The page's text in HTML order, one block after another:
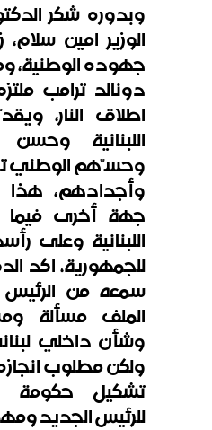
وبدوره شكر
الوزير امين سلام،
جهوده الوطنية،
دونالد ترامب
اطلاق النار،
اللبنانية وحسن
وحسّهم الوطني
وأجدادهم،
جهة أخرى فيما
اللبنانية وعلى
للجمهورية، اكد
سمعه من الرئيس
الملف مسألة
وشأن داخلي
ولكن مطلوب
تشكيل حكومة
للرئيس الجديد